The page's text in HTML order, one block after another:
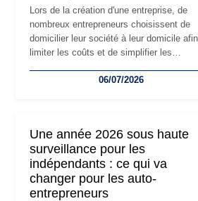
Lors de la création d'une entreprise, de
nombreux entrepreneurs choisissent de
domicilier leur société à leur domicile
limiter les coûts et de simplifier les
l'activité, cette solution peut rapidement
siège social répond souvent à une
étape de la vie de l'entreprise et implique
plusieurs formalités obligatoires.
06/07/2026
Une année 2026 sous haute
surveillance pour les
indépendants : ce qui va
changer pour les auto-
entrepreneurs